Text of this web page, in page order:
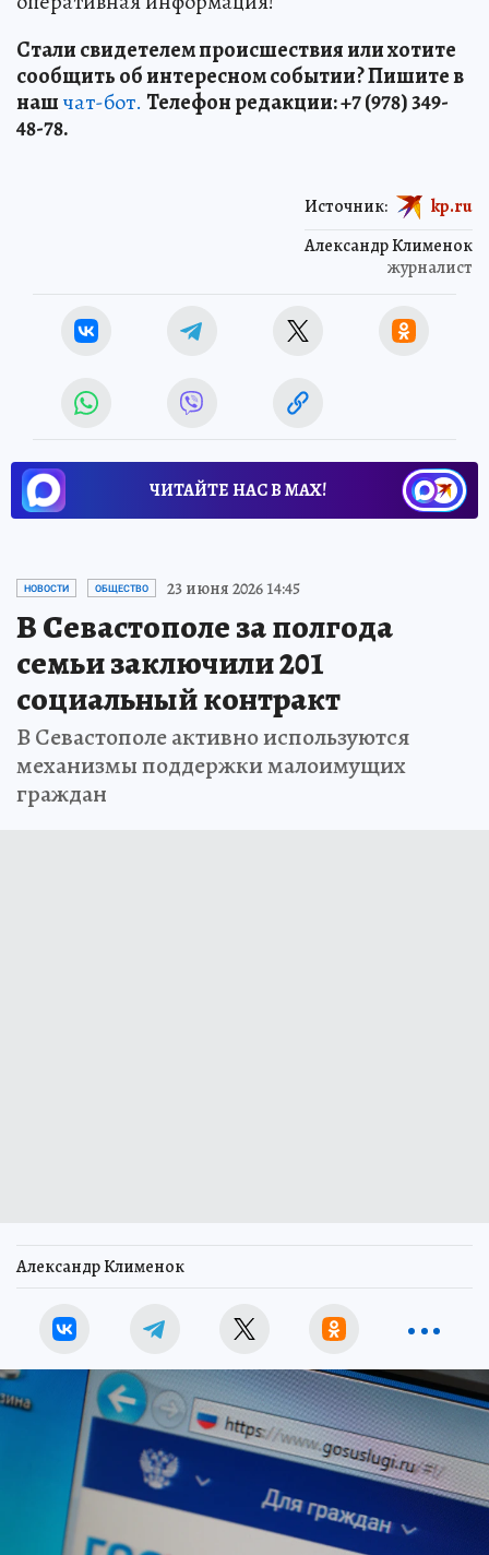
Стали свидетелем происшествия или хотите
сообщить об интересном событии? Пишите в
нашчат-бот. Телефон редакции: +7 (978) 349-
48-78.
Александр Клименок
журналист
Источник: kp.ru
ЧИТАЙТЕ НАС В МАХ!
НОВОСТИ ОБЩЕСТВО 23 июня 2026 14:45
В Севастополе за полгода
семьи заключили 201
социальный контракт
В Севастополе активно используются
механизмы поддержки малоимущих
граждан
Александр Клименок